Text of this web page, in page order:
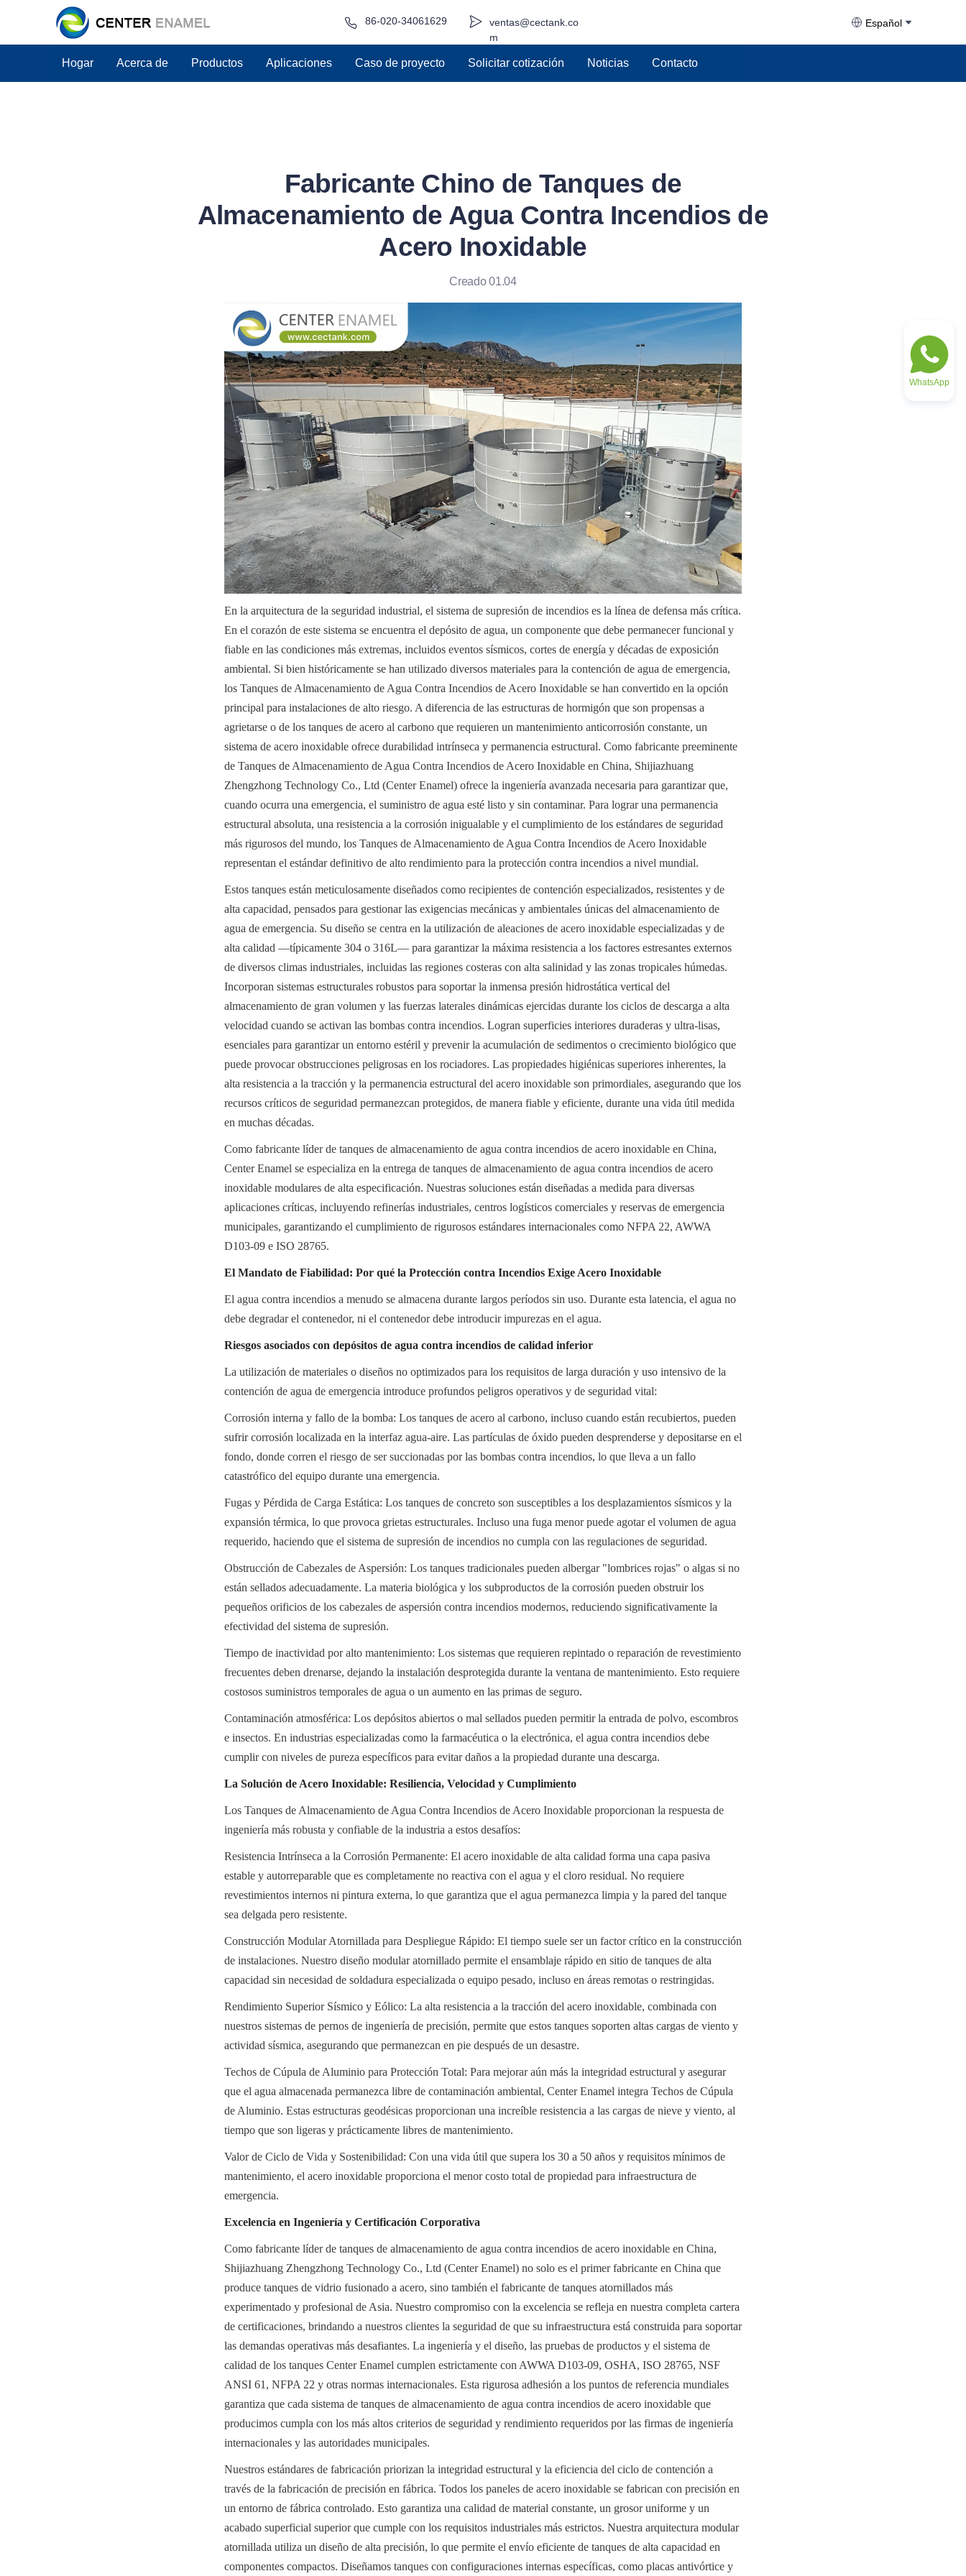
ventas@cectank.co
m
86-020-34061629 Español
Hogar Acerca de Productos Aplicaciones Caso de proyecto Solicitar cotización Noticias Contacto
Fabricante Chino de Tanques de
Almacenamiento de Agua Contra Incendios de
Acero Inoxidable
Creado 01.04
En la arquitectura de la seguridad industrial, el sistema de supresión de incendios es la línea de defensa más crítica.
En el corazón de este sistema se encuentra el depósito de agua, un componente que debe permanecer funcional y
fiable en las condiciones más extremas, incluidos eventos sísmicos, cortes de energía y décadas de exposición
ambiental. Si bien históricamente se han utilizado diversos materiales para la contención de agua de emergencia,
los Tanques de Almacenamiento de Agua Contra Incendios de Acero Inoxidable se han convertido en la opción
principal para instalaciones de alto riesgo. A diferencia de las estructuras de hormigón que son propensas a
agrietarse o de los tanques de acero al carbono que requieren un mantenimiento anticorrosión constante, un
sistema de acero inoxidable ofrece durabilidad intrínseca y permanencia estructural. Como fabricante preeminente
de Tanques de Almacenamiento de Agua Contra Incendios de Acero Inoxidable en China, Shijiazhuang
Zhengzhong Technology Co., Ltd (Center Enamel) ofrece la ingeniería avanzada necesaria para garantizar que,
cuando ocurra una emergencia, el suministro de agua esté listo y sin contaminar. Para lograr una permanencia
estructural absoluta, una resistencia a la corrosión inigualable y el cumplimiento de los estándares de seguridad
más rigurosos del mundo, los Tanques de Almacenamiento de Agua Contra Incendios de Acero Inoxidable
representan el estándar definitivo de alto rendimiento para la protección contra incendios a nivel mundial.
Estos tanques están meticulosamente diseñados como recipientes de contención especializados, resistentes y de
alta capacidad, pensados para gestionar las exigencias mecánicas y ambientales únicas del almacenamiento de
agua de emergencia. Su diseño se centra en la utilización de aleaciones de acero inoxidable especializadas y de
alta calidad —típicamente 304 o 316L— para garantizar la máxima resistencia a los factores estresantes externos
de diversos climas industriales, incluidas las regiones costeras con alta salinidad y las zonas tropicales húmedas.
Incorporan sistemas estructurales robustos para soportar la inmensa presión hidrostática vertical del
almacenamiento de gran volumen y las fuerzas laterales dinámicas ejercidas durante los ciclos de descarga a alta
velocidad cuando se activan las bombas contra incendios. Logran superficies interiores duraderas y ultra-lisas,
esenciales para garantizar un entorno estéril y prevenir la acumulación de sedimentos o crecimiento biológico que
puede provocar obstrucciones peligrosas en los rociadores. Las propiedades higiénicas superiores inherentes, la
alta resistencia a la tracción y la permanencia estructural del acero inoxidable son primordiales, asegurando que los
recursos críticos de seguridad permanezcan protegidos, de manera fiable y eficiente, durante una vida útil medida
en muchas décadas.
Como fabricante líder de tanques de almacenamiento de agua contra incendios de acero inoxidable en China,
Center Enamel se especializa en la entrega de tanques de almacenamiento de agua contra incendios de acero
inoxidable modulares de alta especificación. Nuestras soluciones están diseñadas a medida para diversas
aplicaciones críticas, incluyendo refinerías industriales, centros logísticos comerciales y reservas de emergencia
municipales, garantizando el cumplimiento de rigurosos estándares internacionales como NFPA 22, AWWA
D103-09 e ISO 28765.
El Mandato de Fiabilidad: Por qué la Protección contra Incendios Exige Acero Inoxidable
El agua contra incendios a menudo se almacena durante largos períodos sin uso. Durante esta latencia, el agua no
debe degradar el contenedor, ni el contenedor debe introducir impurezas en el agua.
Riesgos asociados con depósitos de agua contra incendios de calidad inferior
La utilización de materiales o diseños no optimizados para los requisitos de larga duración y uso intensivo de la
contención de agua de emergencia introduce profundos peligros operativos y de seguridad vital:
Corrosión interna y fallo de la bomba: Los tanques de acero al carbono, incluso cuando están recubiertos, pueden
sufrir corrosión localizada en la interfaz agua-aire. Las partículas de óxido pueden desprenderse y depositarse en el
fondo, donde corren el riesgo de ser succionadas por las bombas contra incendios, lo que lleva a un fallo
catastrófico del equipo durante una emergencia.
Fugas y Pérdida de Carga Estática: Los tanques de concreto son susceptibles a los desplazamientos sísmicos y la
expansión térmica, lo que provoca grietas estructurales. Incluso una fuga menor puede agotar el volumen de agua
requerido, haciendo que el sistema de supresión de incendios no cumpla con las regulaciones de seguridad.
Obstrucción de Cabezales de Aspersión: Los tanques tradicionales pueden albergar "lombrices rojas" o algas si no
están sellados adecuadamente. La materia biológica y los subproductos de la corrosión pueden obstruir los
pequeños orificios de los cabezales de aspersión contra incendios modernos, reduciendo significativamente la
efectividad del sistema de supresión.
Tiempo de inactividad por alto mantenimiento: Los sistemas que requieren repintado o reparación de revestimiento
frecuentes deben drenarse, dejando la instalación desprotegida durante la ventana de mantenimiento. Esto requiere
costosos suministros temporales de agua o un aumento en las primas de seguro.
Contaminación atmosférica: Los depósitos abiertos o mal sellados pueden permitir la entrada de polvo, escombros
e insectos. En industrias especializadas como la farmacéutica o la electrónica, el agua contra incendios debe
cumplir con niveles de pureza específicos para evitar daños a la propiedad durante una descarga.
La Solución de Acero Inoxidable: Resiliencia, Velocidad y Cumplimiento
Los Tanques de Almacenamiento de Agua Contra Incendios de Acero Inoxidable proporcionan la respuesta de
ingeniería más robusta y confiable de la industria a estos desafíos:
Resistencia Intrínseca a la Corrosión Permanente: El acero inoxidable de alta calidad forma una capa pasiva
estable y autorreparable que es completamente no reactiva con el agua y el cloro residual. No requiere
revestimientos internos ni pintura externa, lo que garantiza que el agua permanezca limpia y la pared del tanque
sea delgada pero resistente.
Construcción Modular Atornillada para Despliegue Rápido: El tiempo suele ser un factor crítico en la construcción
de instalaciones. Nuestro diseño modular atornillado permite el ensamblaje rápido en sitio de tanques de alta
capacidad sin necesidad de soldadura especializada o equipo pesado, incluso en áreas remotas o restringidas.
Rendimiento Superior Sísmico y Eólico: La alta resistencia a la tracción del acero inoxidable, combinada con
nuestros sistemas de pernos de ingeniería de precisión, permite que estos tanques soporten altas cargas de viento y
actividad sísmica, asegurando que permanezcan en pie después de un desastre.
Techos de Cúpula de Aluminio para Protección Total: Para mejorar aún más la integridad estructural y asegurar
que el agua almacenada permanezca libre de contaminación ambiental, Center Enamel integra Techos de Cúpula
de Aluminio. Estas estructuras geodésicas proporcionan una increíble resistencia a las cargas de nieve y viento, al
tiempo que son ligeras y prácticamente libres de mantenimiento.
Valor de Ciclo de Vida y Sostenibilidad: Con una vida útil que supera los 30 a 50 años y requisitos mínimos de
mantenimiento, el acero inoxidable proporciona el menor costo total de propiedad para infraestructura de
emergencia.
Excelencia en Ingeniería y Certificación Corporativa
Como fabricante líder de tanques de almacenamiento de agua contra incendios de acero inoxidable en China,
Shijiazhuang Zhengzhong Technology Co., Ltd (Center Enamel) no solo es el primer fabricante en China que
produce tanques de vidrio fusionado a acero, sino también el fabricante de tanques atornillados más
experimentado y profesional de Asia. Nuestro compromiso con la excelencia se refleja en nuestra completa cartera
de certificaciones, brindando a nuestros clientes la seguridad de que su infraestructura está construida para soportar
las demandas operativas más desafiantes. La ingeniería y el diseño, las pruebas de productos y el sistema de
calidad de los tanques Center Enamel cumplen estrictamente con AWWA D103-09, OSHA, ISO 28765, NSF
ANSI 61, NFPA 22 y otras normas internacionales. Esta rigurosa adhesión a los puntos de referencia mundiales
garantiza que cada sistema de tanques de almacenamiento de agua contra incendios de acero inoxidable que
producimos cumpla con los más altos criterios de seguridad y rendimiento requeridos por las firmas de ingeniería
internacionales y las autoridades municipales.
Nuestros estándares de fabricación priorizan la integridad estructural y la eficiencia del ciclo de contención a
través de la fabricación de precisión en fábrica. Todos los paneles de acero inoxidable se fabrican con precisión en
un entorno de fábrica controlado. Esto garantiza una calidad de material constante, un grosor uniforme y un
acabado superficial superior que cumple con los requisitos industriales más estrictos. Nuestra arquitectura modular
atornillada utiliza un diseño de alta precisión, lo que permite el envío eficiente de tanques de alta capacidad en
componentes compactos. Diseñamos tanques con configuraciones internas específicas, como placas antivórtice y
WhatsApp